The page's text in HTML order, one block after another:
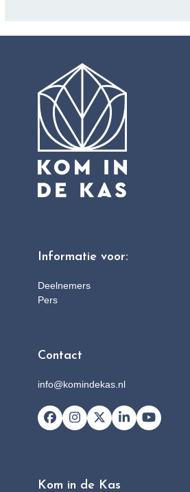
Informatie voor:
Deelnemers
Pers
Contact
info@komindekas.nl
Facebook
Instagram
X LinkedInYouTube
Kom in de Kas